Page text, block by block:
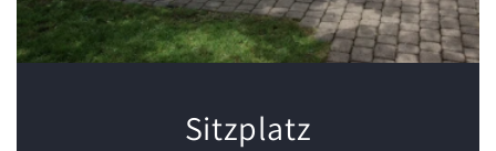
Sitzplatz